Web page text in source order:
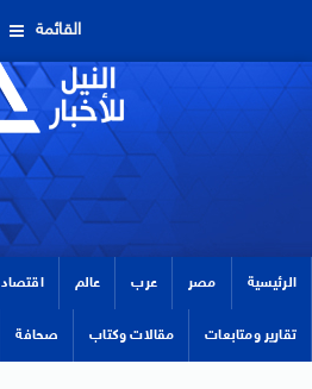
القائمة
الرئيسية مصر عرب عالم اقتصاد
تقارير ومتابعات مقالات وكتاب صحافة